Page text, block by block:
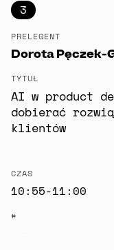
3
PRELEGENT
Dorota Pęczek-
TYTUŁ
AI w product
dobierać
klientów
CZAS
10:55-11:00
#